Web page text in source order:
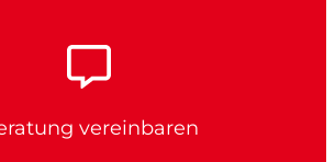
vereinbaren